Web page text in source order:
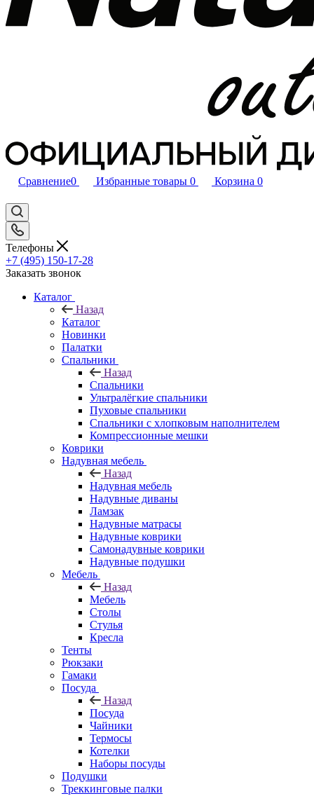
Сравнение0 Избранные товары 0 Корзина 0
Телефоны
+7 (495) 150-17-28
Заказать звонок
Каталог
Назад
Каталог
Новинки
Палатки
Спальники
Назад
Спальники
Ультралёгкие спальники
Пуховые спальники
Спальники с хлопковым наполнителем
Компрессионные мешки
Коврики
Надувная мебель
Назад
Надувная мебель
Надувные диваны
Ламзак
Надувные матрасы
Надувные коврики
Самонадувные коврики
Надувные подушки
Мебель
Назад
Мебель
Столы
Стулья
Кресла
Тенты
Рюкзаки
Гамаки
Посуда
Назад
Посуда
Чайники
Термосы
Котелки
Наборы посуды
Подушки
Треккинговые палки